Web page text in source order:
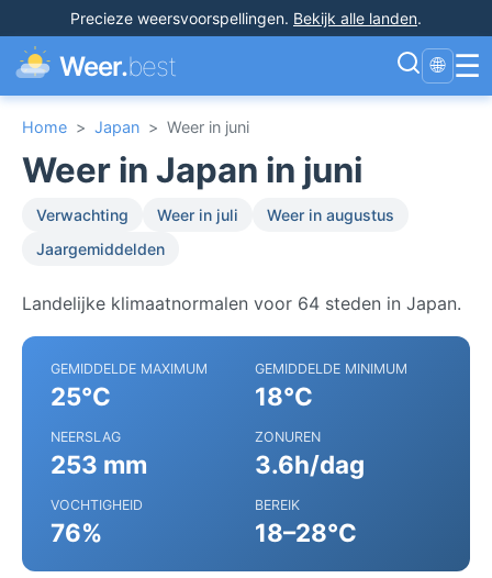
Precieze weersvoorspellingen. Bekijk alle landen.
Weer.best 🌐 ☰
Home > Japan > Weer in juni
Weer in Japan in juni
Verwachting Weer in juli
Weer in augustus
Jaargemiddelden
Landelijke klimaatnormalen voor 64 steden in Japan.
GEMIDDELDE MAXIMUM
25°C
GEMIDDELDE MINIMUM
18°C
NEERSLAG
253 mm
ZONUREN
3.6h/dag
VOCHTIGHEID
76%
BEREIK
18–28°C